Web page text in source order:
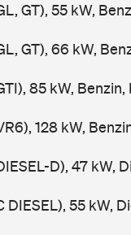
GT), 55 kW,
GT), 66 kW,
85 kW, Benzin,
128 kW,
D), 47 kW,
DIESEL), 55 kW,